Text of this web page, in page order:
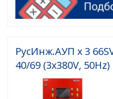
РусИнж.АУП х 3
40/69 (3x380V, 50Hz)